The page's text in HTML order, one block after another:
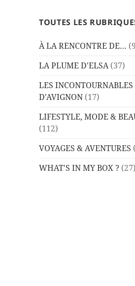
TOUTES LES
À LA RENCONTRE DE…
LA PLUME D'ELSA(37)
LES INCONTOURNABLES
D'AVIGNON (17)
LIFESTYLE, MODE &
(112)
VOYAGES & AVENTURES
WHAT'S IN MY BOX ? (27)